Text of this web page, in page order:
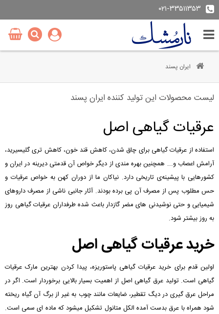
۰۲۱-۳۳۵۱۱۳۵۳
ایران پسند
لیست محصولات این تولید کننده ایران پسند
عرقیات گیاهی اصل
استفاده از عرقیات گیاهی برای چاق شدن، کاهش قند خون، کاهش تری گلیسیرید،
آرامش اعصاب و... همچنین بهره مندی از دیگر خواص آن قدمتی دیرینه در ایران و
کشورهایی با پیشینه‌ی تاریخی دارد. نیاکان ما از دوران کهن به خواص عرقیات و
حس مطلوب پس از مصرف آن پی برده بودند. آثار جانبی ناشی از مصرف داروهای
شیمیایی و حتی نوشیدنی های مضر گازدار باعث شده طرفداران عرقیات گیاهی روز
به روز بیشتر شود.
خرید عرقیات گیاهی اصل
اولین قدم برای خرید عرقیات گیاهی پاستوریزه، پیدا کردن بهترین مارک عرقیات
گیاهی است. تولید عرق گیاهی اصل از اهمیت بسیار بالایی برخوردار است. اگر در
مراحل عرق گیری در دیگ تقطیر، ضایعات مانند چوب به غیر از برگ آن گیاه ریخته
شود همراه با عرق بدست آمده الکل متانول تشکیل میشود که ماده ای سمی است.